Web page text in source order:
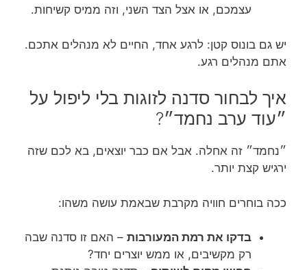
עצמכם, או אצל הצד השני, וזה ממיס קשיחות.
יש גם בונוס קטן: לרגע אחד, החיים לא מנהלים אתכם.
אתם מנהלים רגע.
איך לבחור סדנה לזוגות בלי ליפול על
״עוד ערב נחמד״?
״נחמד״ זה אחלה. אבל אם כבר יוצאים, בא לכם שזה
ירגיש קצת יותר.
ככה בוחרים חוויה מקרבת שבאמת עושה משהו:
בדקו את רמת המעורבות – האם זו סדנה שבה
רק מקשיבים, או ממש יוצרים יחד?